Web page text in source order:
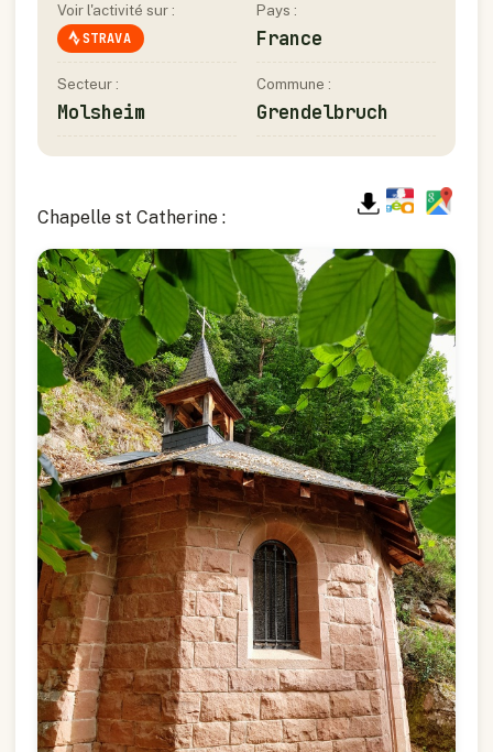
Voir l'activité sur :
STRAVA
Pays :
France
Secteur :
Molsheim
Commune :
Grendelbruch
Chapelle st Catherine :